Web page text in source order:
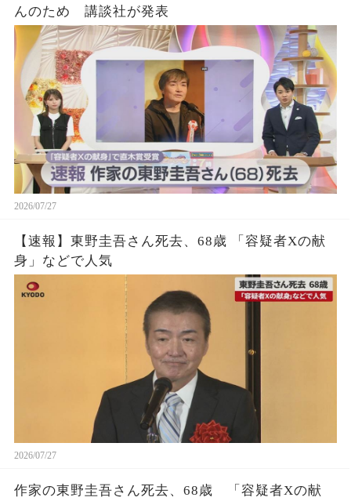
んのため 講談社が発表
2026/07/27
【速報】東野圭吾さん死去、68歳 「容疑者Xの献
身」などで人気
2026/07/27
作家の東野圭吾さん死去、68歳 「容疑者Xの献